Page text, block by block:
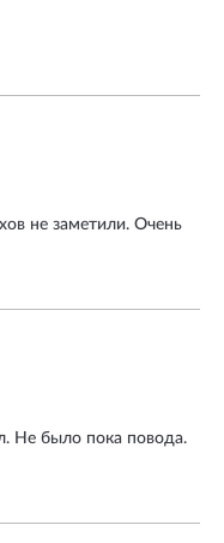
не заметили. Очень
Не было пока повода.